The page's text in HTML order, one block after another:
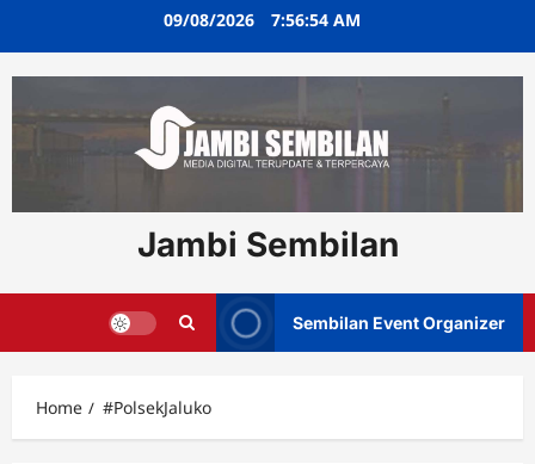
09/08/2026 7:56:54 AM
Jambi Sembilan
Sembilan Event Organizer
Home #PolsekJaluko